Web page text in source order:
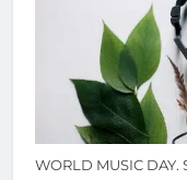
WORLD MUSIC